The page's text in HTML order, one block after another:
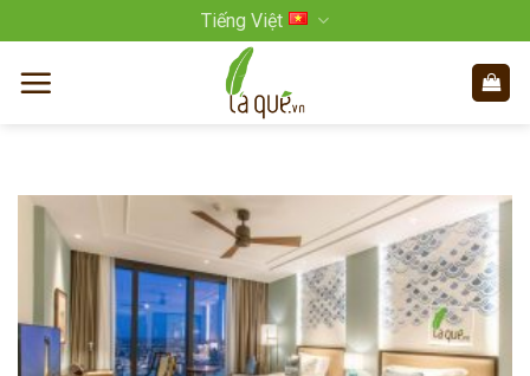
qua
nội
Tiếng Việt